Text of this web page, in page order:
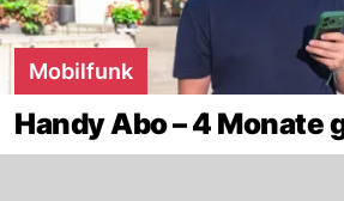
Mobilfunk
Handy Abo – 4 Monate